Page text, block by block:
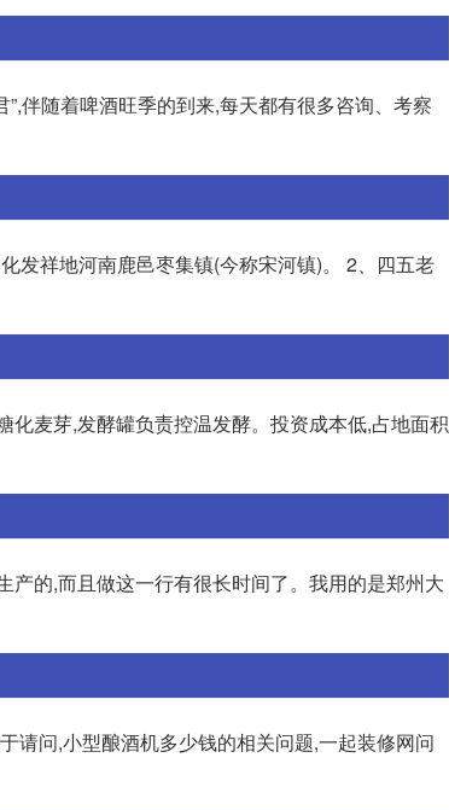
伴随着啤酒旺季的到来,每天都有很多咨询、考察
发祥地河南鹿邑枣集镇(今称宋河镇)。 2、四五老
麦芽,发酵罐负责控温发酵。投资成本低,占地面积
的,而且做这一行有很长时间了。我用的是郑州大
请问,小型酿酒机多少钱的相关问题,一起装修网问